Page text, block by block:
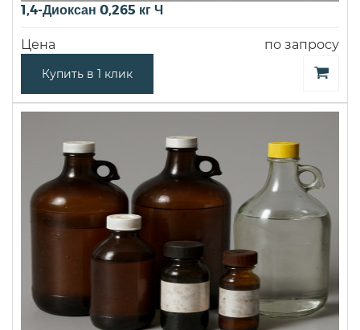
1,4-Диоксан 0,265 кг Ч
Цена по запросу
Купить в 1 клик